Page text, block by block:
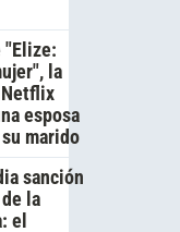
"Elize:
la
esposa
marido
sanción
la
el